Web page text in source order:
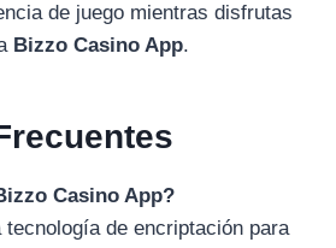
de juego mientras disfrutas
Bizzo Casino App.
Casino App?
de encriptación para